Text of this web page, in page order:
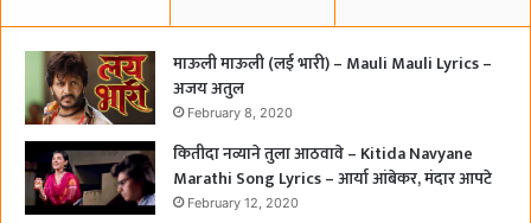
माऊली माऊली (लई भारी) – Mauli Mauli Lyrics –
अजय अतुल
February 8, 2020
कितीदा नव्याने तुला आठवावे – Kitida Navyane
Marathi Song Lyrics – आर्या आंबेकर, मंदार आपटे
February 12, 2020